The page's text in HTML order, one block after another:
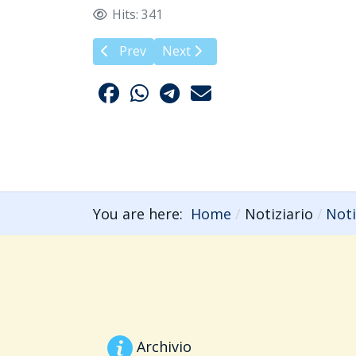
Hits: 341
Previous article: Impatti dell'uso dei
Prev Next article: Nuovo studio: il
Next
You are here: Home Notiziario
Archivio